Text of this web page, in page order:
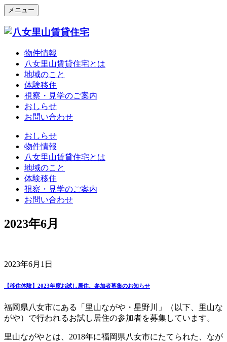
メニュー
物件情報
八女里山賃貸住宅とは
地域のこと
体験移住
視察・見学のご案内
おしらせ
お問い合わせ
おしらせ
物件情報
八女里山賃貸住宅とは
地域のこと
体験移住
視察・見学のご案内
お問い合わせ
2023年6月
2023年6月1日
【移住体験】2023年度お試し居住、参加者募集のお知らせ
福岡県八女市にある「里山ながや・星野川」（以下、里山な
がや）で行われるお試し居住の参加者を募集しています。
里山ながやとは、2018年に福岡県八女市にたてられた、なが